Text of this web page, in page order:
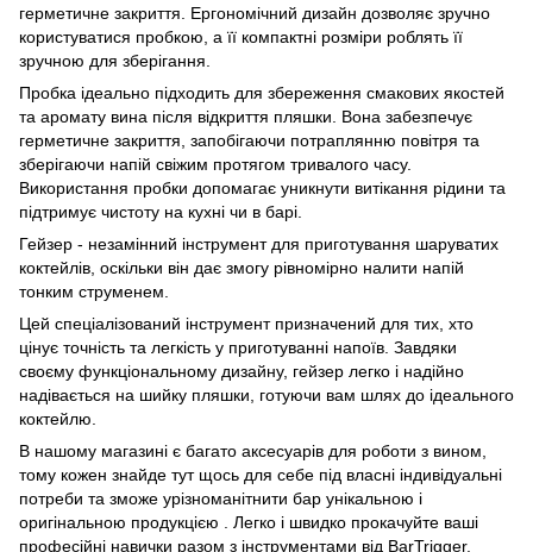
герметичне закриття. Ергономічний дизайн дозволяє зручно
користуватися пробкою, а її компактні розміри роблять її
зручною для зберігання.
Пробка ідеально підходить для збереження смакових якостей
та аромату вина після відкриття пляшки. Вона забезпечує
герметичне закриття, запобігаючи потраплянню повітря та
зберігаючи напій свіжим протягом тривалого часу.
Використання пробки допомагає уникнути витікання рідини та
підтримує чистоту на кухні чи в барі.
Гейзер - незамінний інструмент для приготування шаруватих
коктейлів, оскільки він дає змогу рівномірно налити напій
тонким струменем.
Цей спеціалізований інструмент призначений для тих, хто
цінує точність та легкість у приготуванні напоїв. Завдяки
своєму функціональному дизайну, гейзер легко і надійно
надівається на шийку пляшки, готуючи вам шлях до ідеального
коктейлю.
В нашому магазині є багато аксесуарів для роботи з вином,
тому кожен знайде тут щось для себе під власні індивідуальні
потреби та зможе урізноманітнити бар унікальною і
оригінальною продукцією . Легко і швидко прокачуйте ваші
професійні навички разом з інструментами від BarTrigger.